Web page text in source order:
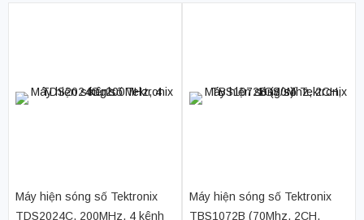
Máy hiện sóng số Tektronix
TDS2024C, 200MHz, 4 kênh
Máy hiện sóng số Tektronix
TBS1072B (70Mhz, 2CH,